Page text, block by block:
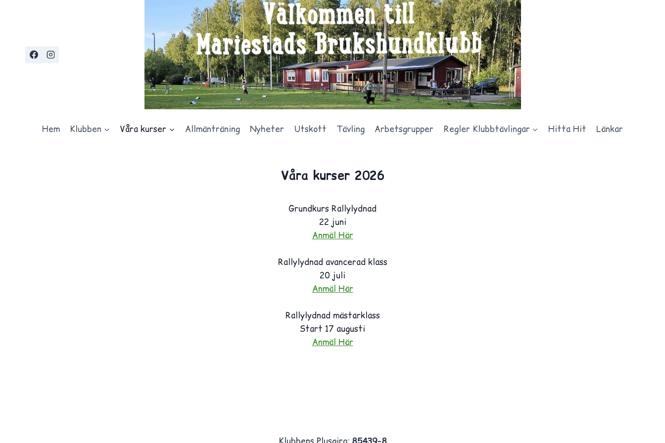
Hem Klubben Våra kurser Allmänträning Nyheter Utskott Tävling Arbetsgrupper Regler Klubbtävlingar Hitta Hit Länkar
Våra kurser 2026
Grundkurs Rallylydnad
22 juni
Anmäl Här
Rallylydnad avancerad klass
20 juli
Anmäl Här
Rallylydnad mästarklass
Start 17 augusti
Anmäl Här